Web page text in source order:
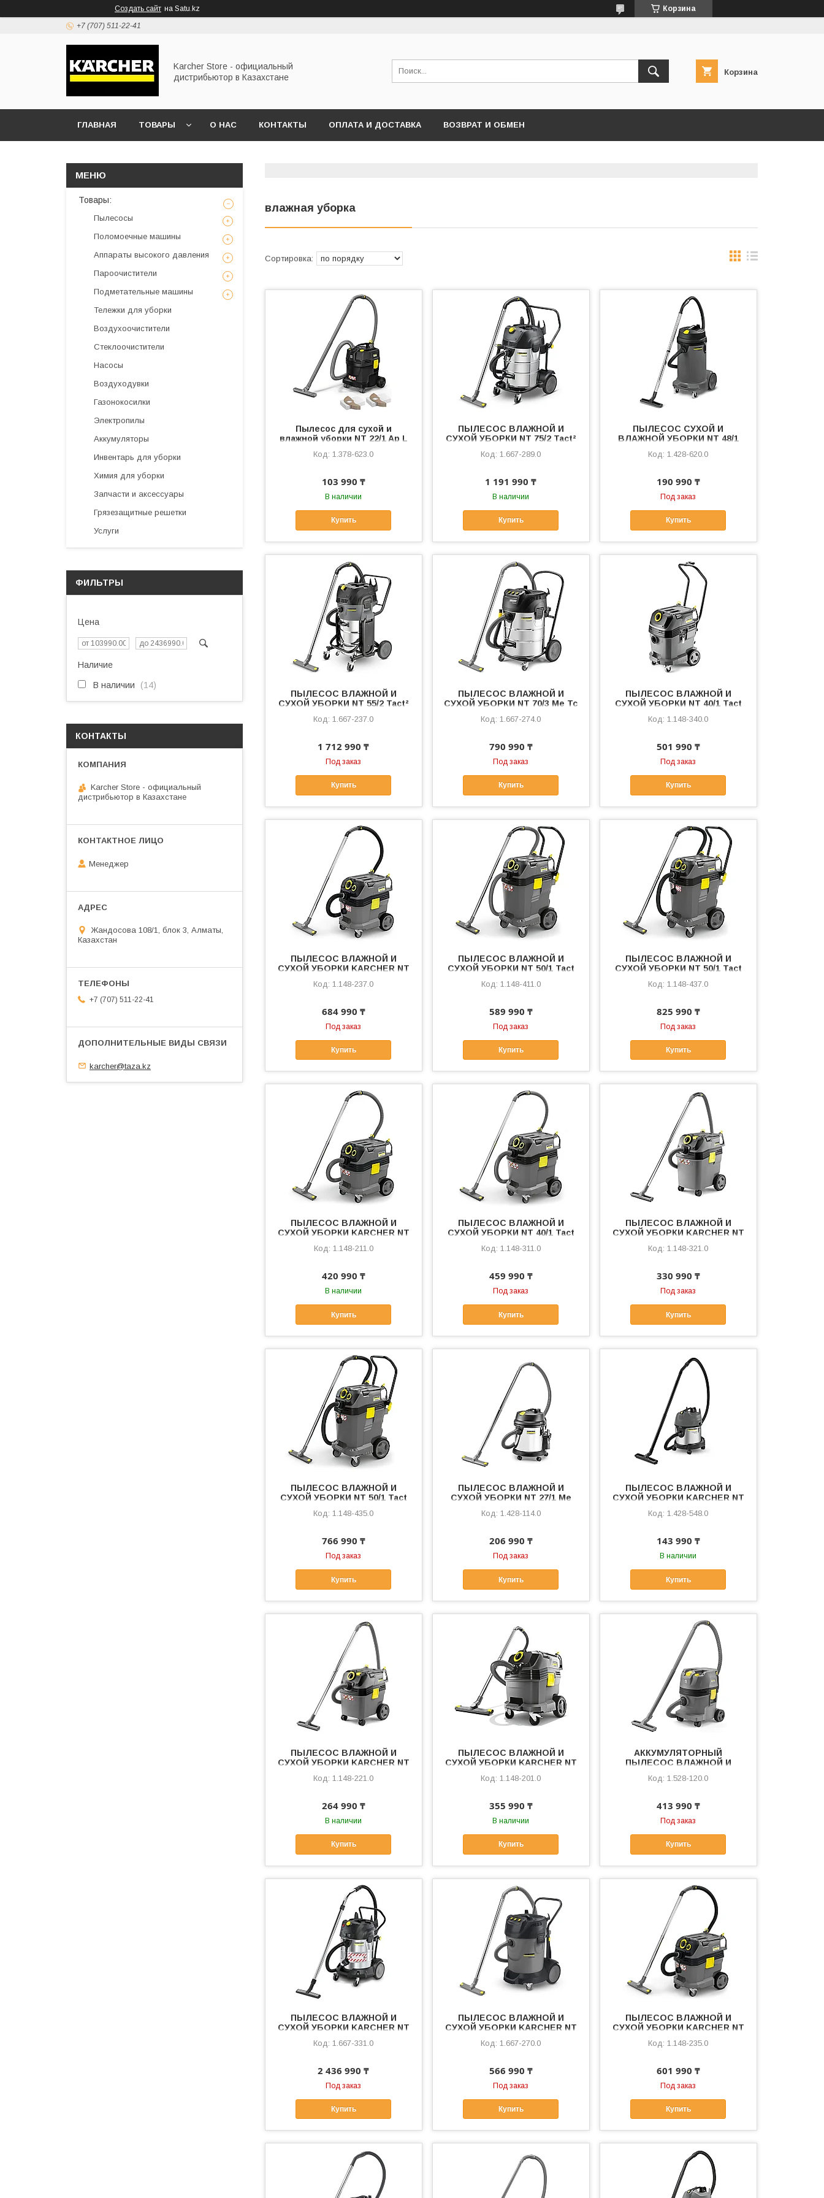
Создать сайт на Satu.kz Корзина
+7 (707) 511-22-41
Karcher Store - официальный
дистрибьютор в Казахстане
Корзина
ГЛАВНАЯ ТОВАРЫ О НАС КОНТАКТЫ ОПЛАТА И ДОСТАВКА ВОЗВРАТ И ОБМЕН
влажная уборка
Пылесос для сухой и
влажной уборки NT 22/1 Ap L
1.378-623.0
103 990 ₸
В наличии
Купить
ПЫЛЕСОС ВЛАЖНОЙ И
СУХОЙ УБОРКИ NT 75/2 Tact²
1.667-289.0
1 191 990 ₸
В наличии
Купить
ПЫЛЕСОС СУХОЙ И
ВЛАЖНОЙ УБОРКИ NT 48/1
1.428-620.0
190 990 ₸
Под заказ
Купить
ПЫЛЕСОС ВЛАЖНОЙ И
СУХОЙ УБОРКИ NT 55/2 Tact²
1.667-237.0
1 712 990 ₸
Под заказ
Купить
ПЫЛЕСОС ВЛАЖНОЙ И
СУХОЙ УБОРКИ NT 70/3 Me Tc
1.667-274.0
790 990 ₸
Под заказ
Купить
ПЫЛЕСОС ВЛАЖНОЙ И
СУХОЙ УБОРКИ NT 40/1 Tact
1.148-340.0
501 990 ₸
Под заказ
Купить
ПЫЛЕСОС ВЛАЖНОЙ И
СУХОЙ УБОРКИ KARCHER NT
1.148-237.0
684 990 ₸
Под заказ
Купить
ПЫЛЕСОС ВЛАЖНОЙ И
СУХОЙ УБОРКИ NT 50/1 Tact
1.148-411.0
589 990 ₸
Под заказ
Купить
ПЫЛЕСОС ВЛАЖНОЙ И
СУХОЙ УБОРКИ NT 50/1 Tact
1.148-437.0
825 990 ₸
Под заказ
Купить
ПЫЛЕСОС ВЛАЖНОЙ И
СУХОЙ УБОРКИ KARCHER NT
1.148-211.0
420 990 ₸
В наличии
Купить
ПЫЛЕСОС ВЛАЖНОЙ И
СУХОЙ УБОРКИ NT 40/1 Tact
1.148-311.0
459 990 ₸
Под заказ
Купить
ПЫЛЕСОС ВЛАЖНОЙ И
СУХОЙ УБОРКИ KARCHER NT
1.148-321.0
330 990 ₸
Под заказ
Купить
ПЫЛЕСОС ВЛАЖНОЙ И
СУХОЙ УБОРКИ NT 50/1 Tact
1.148-435.0
766 990 ₸
Под заказ
Купить
ПЫЛЕСОС ВЛАЖНОЙ И
СУХОЙ УБОРКИ NT 27/1 Me
1.428-114.0
206 990 ₸
Под заказ
Купить
ПЫЛЕСОС ВЛАЖНОЙ И
СУХОЙ УБОРКИ KARCHER NT
1.428-548.0
143 990 ₸
В наличии
Купить
ПЫЛЕСОС ВЛАЖНОЙ И
СУХОЙ УБОРКИ KARCHER NT
1.148-221.0
264 990 ₸
В наличии
Купить
ПЫЛЕСОС ВЛАЖНОЙ И
СУХОЙ УБОРКИ KARCHER NT
1.148-201.0
355 990 ₸
В наличии
Купить
АККУМУЛЯТОРНЫЙ
ПЫЛЕСОС ВЛАЖНОЙ И
22/1 AP BP PACK L
1.528-120.0
413 990 ₸
Под заказ
Купить
ПЫЛЕСОС ВЛАЖНОЙ И
СУХОЙ УБОРКИ KARCHER NT
1.667-331.0
2 436 990 ₸
Под заказ
Купить
ПЫЛЕСОС ВЛАЖНОЙ И
СУХОЙ УБОРКИ KARCHER NT
1.667-270.0
566 990 ₸
Под заказ
Купить
ПЫЛЕСОС ВЛАЖНОЙ И
СУХОЙ УБОРКИ KARCHER NT
1.148-235.0
601 990 ₸
Под заказ
Купить
Товары:
Пылесосы
Поломоечные машины
Аппараты высокого давления
Пароочистители
Подметательные машины
Тележки для уборки
Воздухоочистители
Стеклоочистители
Насосы
Воздуходувки
Газонокосилки
Электропилы
Аккумуляторы
Инвентарь для уборки
Химия для уборки
Запчасти и аксессуары
Грязезащитные решетки
Услуги
ФИЛЬТРЫ
Цена
Наличие
В наличии 14
КОНТАКТЫ
Karcher Store - официальный
дистрибьютор в Казахстане
Менеджер
Жандосова 108/1, блок 3, Алматы,
Казахстан
+7 (707) 511-22-41
karcher@taza.kz